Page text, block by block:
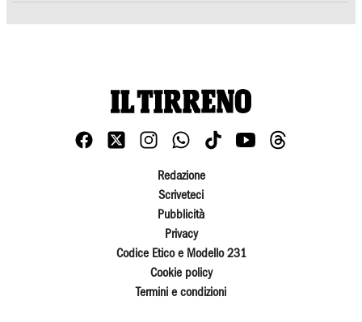
Redazione
Scriveteci
Pubblicità
Privacy
Codice Etico e Modello 231
Cookie policy
Termini e condizioni